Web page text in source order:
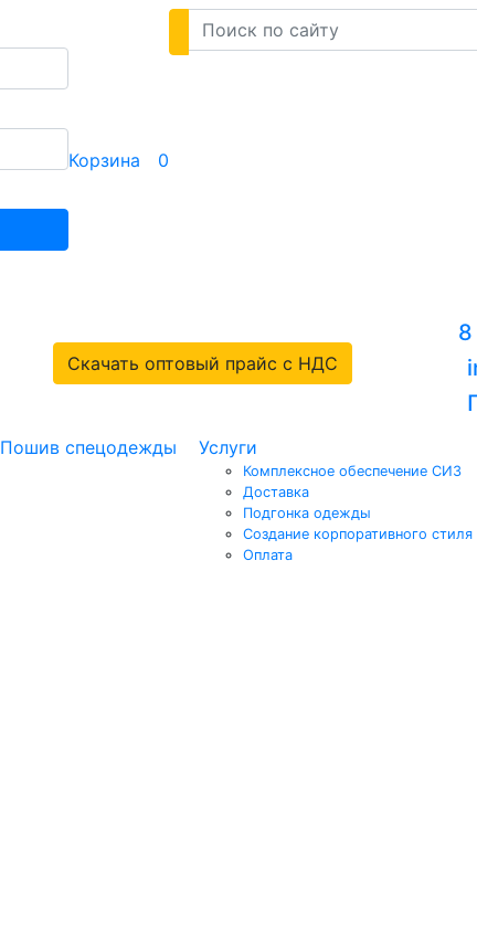
Корзина 0
Скачать оптовый прайс с НДС
Пошив спецодежды Услуги
Комплексное обеспечение СИЗ
Доставка
Подгонка одежды
Создание корпоративного стиля
Оплата